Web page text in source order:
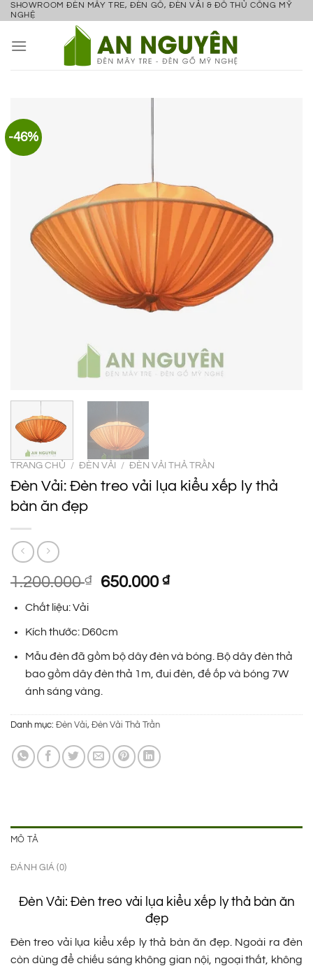
Bỏ
nội
SHOWROOM ĐÈN MÂY TRE, ĐÈN GỖ, ĐÈN VẢI & ĐỒ THỦ CÔNG MỸ
NGHỆ
-46%
TRANG CHỦ / ĐÈN VẢI / ĐÈN VẢI THẢ TRẦN
Đèn Vải: Đèn treo vải lụa kiểu xếp ly thả
bàn ăn đẹp
1.200.000₫
Giá
1.200.000 ₫.
650.000₫Giá
650.000 ₫.
Chất liệu: Vải
Kích thước: D60cm
Mẫu đèn đã gồm bộ dây đèn và bóng. Bộ dây đèn thả
bao gồm dây đèn thả 1m, đui đèn, đế ốp và bóng 7W
ánh sáng vàng.
Danh mục: Đèn Vải, Đèn Vải Thả Trần
MÔ TẢ
ĐÁNH GIÁ (0)
Đèn Vải: Đèn treo vải lụa kiểu xếp ly thả bàn ăn
đẹp
Đèn treo vải lụa kiểu xếp ly thả bàn ăn đẹp. Ngoài ra đèn
còn dùng để chiếu sáng không gian nội, ngoại thất, không